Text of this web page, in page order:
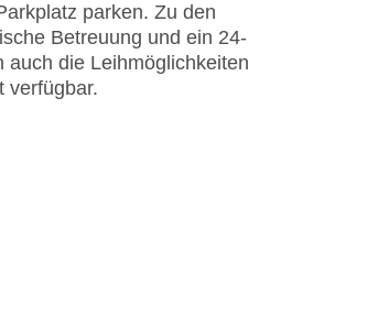
parken. Zu den
Betreuung und ein 24-
auch die Leihmöglichkeiten
verfügbar.